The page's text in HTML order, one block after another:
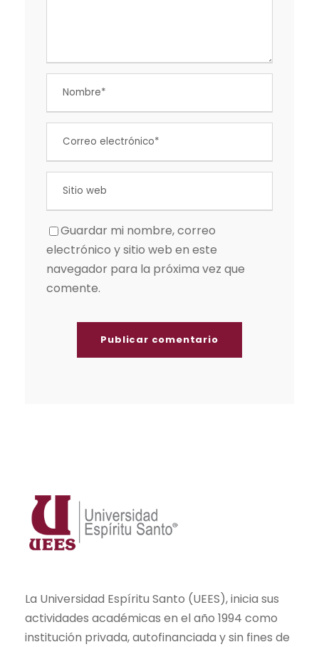
Guardar mi nombre, correo
electrónico y sitio web en este
navegador para la próxima vez que
comente.
La Universidad Espíritu Santo (UEES), inicia sus
actividades académicas en el año 1994 como
institución privada, autofinanciada y sin fines de